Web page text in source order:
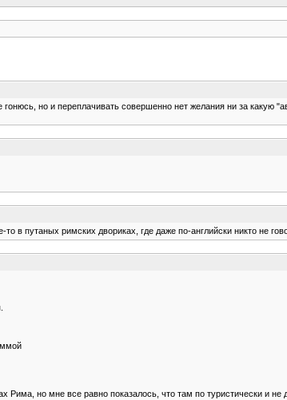
но и переплачивать совершенно нет желания ни за какую
в путаных римских двориках, где даже по-английски никто не
но мне все равно показалось, что там по туристически и